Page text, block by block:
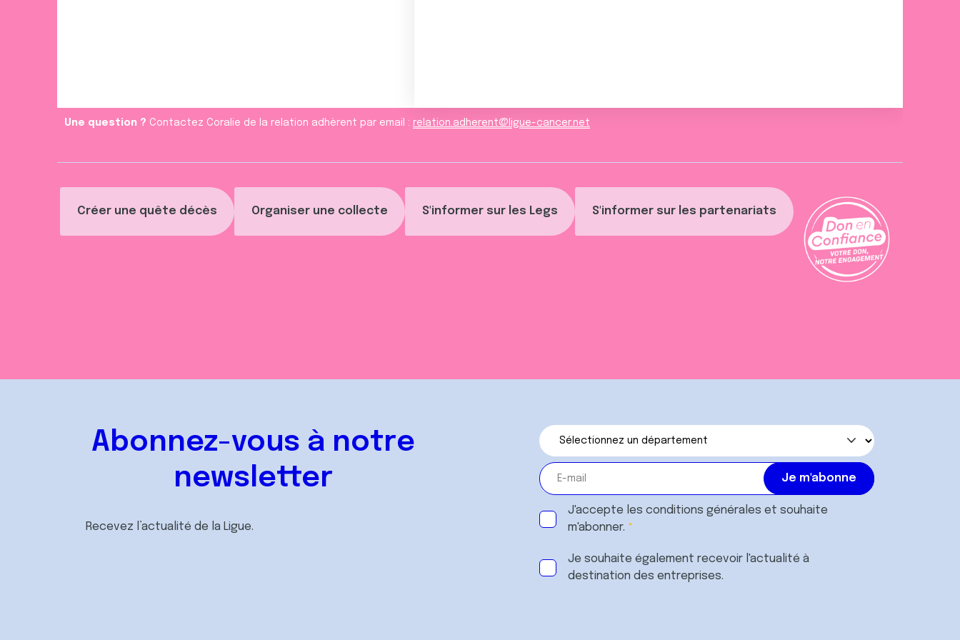
Créer une quête décès Organiser une collecte S'informer sur les Legs S'informer sur les partenariats
Une question ? Contactez Coralie de la relation adhèrent par email : relation.adherent@ligue-cancer.net
Abonnez-vous à notre
newsletter
Recevez l’actualité de la Ligue.
J'accepte les conditions générales et souhaite
m'abonner.
Je souhaite également recevoir l'actualité à
destination des entreprises.